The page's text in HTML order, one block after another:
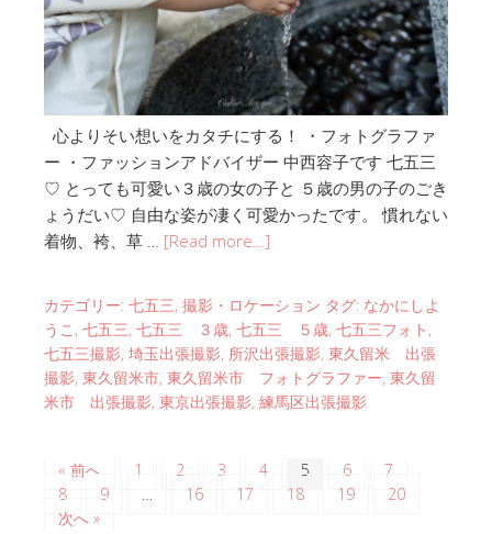
心よりそい想いをカタチにする！ ・フォトグラファ
ー ・ファッションアドバイザー 中西容子です 七五三
♡ とっても可愛い３歳の女の子と ５歳の男の子のごき
ょうだい♡ 自由な姿が凄く可愛かったです。 慣れない
着物、袴、草 … [Read more…]
カテゴリー: 七五三, 撮影・ロケーション タグ: なかにしよ
うこ , 七五三, 七五三 ３歳, 七五三 ５歳, 七五三フォト ,
七五三撮影, 埼玉出張撮影, 所沢出張撮影, 東久留米 出張
撮影, 東久留米市, 東久留米市 フォトグラファー, 東久留
米市 出張撮影, 東京出張撮影, 練馬区出張撮影
« 前へ 1 2 3 4 5 6
7
8
9 … 16 17 18 19
20
次へ »